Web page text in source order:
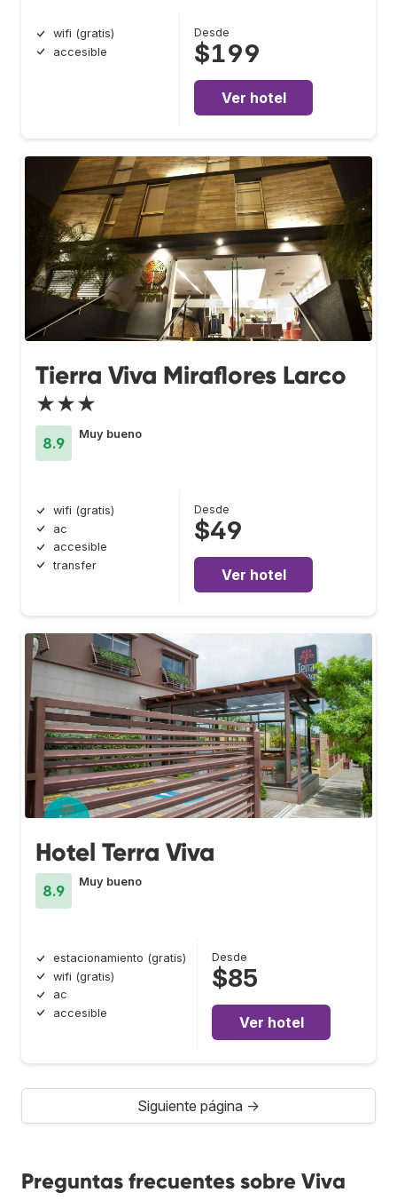
wifi (gratis)
accesible
Desde
$199
Ver hotel
Tierra Viva Miraflores Larco
★★★
8.9
Muy bueno
wifi (gratis)
ac
accesible
transfer
Desde
$49
Ver hotel
Hotel Terra Viva
8.9
Muy bueno
estacionamiento (gratis)
wifi (gratis)
ac
accesible
Desde
$85
Ver hotel
Siguiente página →
Preguntas frecuentes sobre Viva